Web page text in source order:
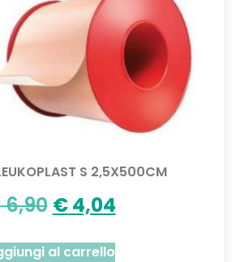
S 2,5X500CM
6,90 €4,04
al carrello